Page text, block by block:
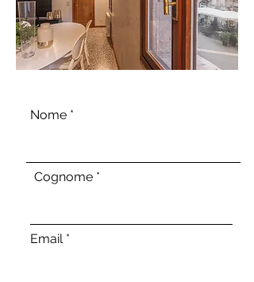
Nome
Cognome
Email